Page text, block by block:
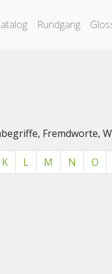
Rundgang
Fremdworte,
K L M N O